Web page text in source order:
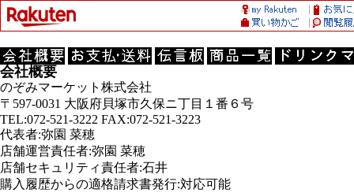
会社概要
のぞみマーケット株式会社
〒597-0031 大阪府貝塚市久保ニ丁目１番６号
TEL:072-521-3222 FAX:072-521-3223
代表者:弥園 菜穂
店舗運営責任者:弥園 菜穂
店舗セキュリティ責任者:石井
購入履歴からの適格請求書発行:対応可能